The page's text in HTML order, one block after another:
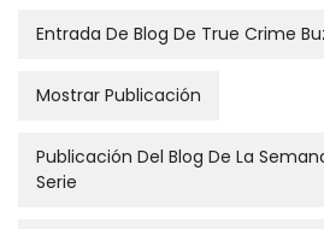
Entrada De Blog De True Crime
Mostrar Publicación
Publicación Del Blog De La
Serie